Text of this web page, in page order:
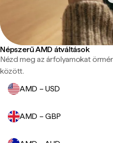
Népszerű AMD átváltások
Nézd meg az árfolyamokat
között.
AMD – USD
AMD – GBP